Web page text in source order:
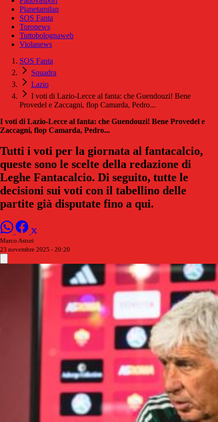
Pianetamilan
SOS Fanta
Toronews
Tuttobolognaweb
Violanews
SOS Fanta
Squadra
Lazio
I voti di Lazio-Lecce al fanta: che Guendouzi! Bene
Provedel e Zaccagni, flop Camarda, Pedro...
I voti di Lazio-Lecce al fanta: che Guendouzi! Bene Provedel e
Zaccagni, flop Camarda, Pedro...
Tutti i voti per la giornata al fantacalcio,
queste sono le scelte della redazione di
Leghe Fantacalcio. Di seguito, tutte le
decisioni sui voti con il tabellino delle
partite già disputate fino a qui.
Marco Astori
23 novembre 2025 - 20:20